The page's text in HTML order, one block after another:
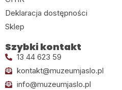
Deklaracja dostępności
Sklep
Szybki kontakt
13 44 623 59
kontakt@muzeumjaslo.pl
info@muzeumjaslo.pl